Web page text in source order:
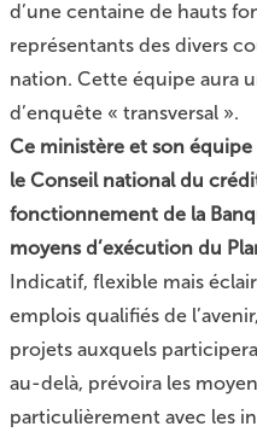
d’une centaine de hauts
représentants des divers
nation. Cette équipe aura
d’enquête « transversal ».
Ce ministère et son
le Conseil national du
fonctionnement de la
moyens d’exécution du
Indicatif, flexible mais
emplois qualifiés de
projets auxquels
au-delà, prévoira les
particulièrement avec les